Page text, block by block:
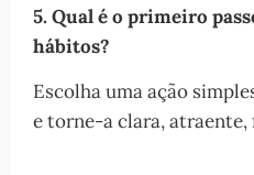
5. Qual é o primeiro
hábitos?
Escolha uma ação
e torne-a clara,